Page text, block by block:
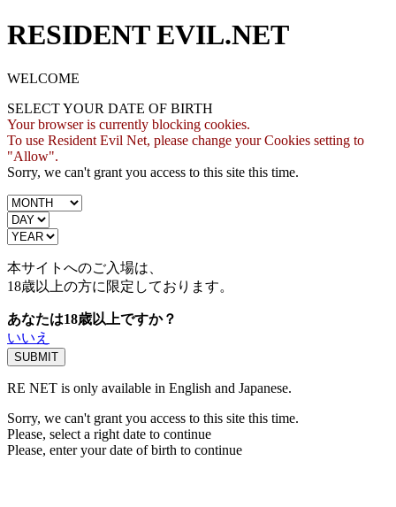
RESIDENT EVIL.NET
WELCOME
SELECT YOUR DATE OF BIRTH
Your browser is currently blocking cookies.
To use Resident Evil Net, please change your Cookies setting to
"Allow".
Sorry, we can't grant you access to this site this time.
本サイトへのご入場は、
18歳以上の方に限定しております。
あなたは18歳以上ですか？
いいえ
RE NET is only available in English and Japanese.
Sorry, we can't grant you access to this site this time.
Please, select a right date to continue
Please, enter your date of birth to continue